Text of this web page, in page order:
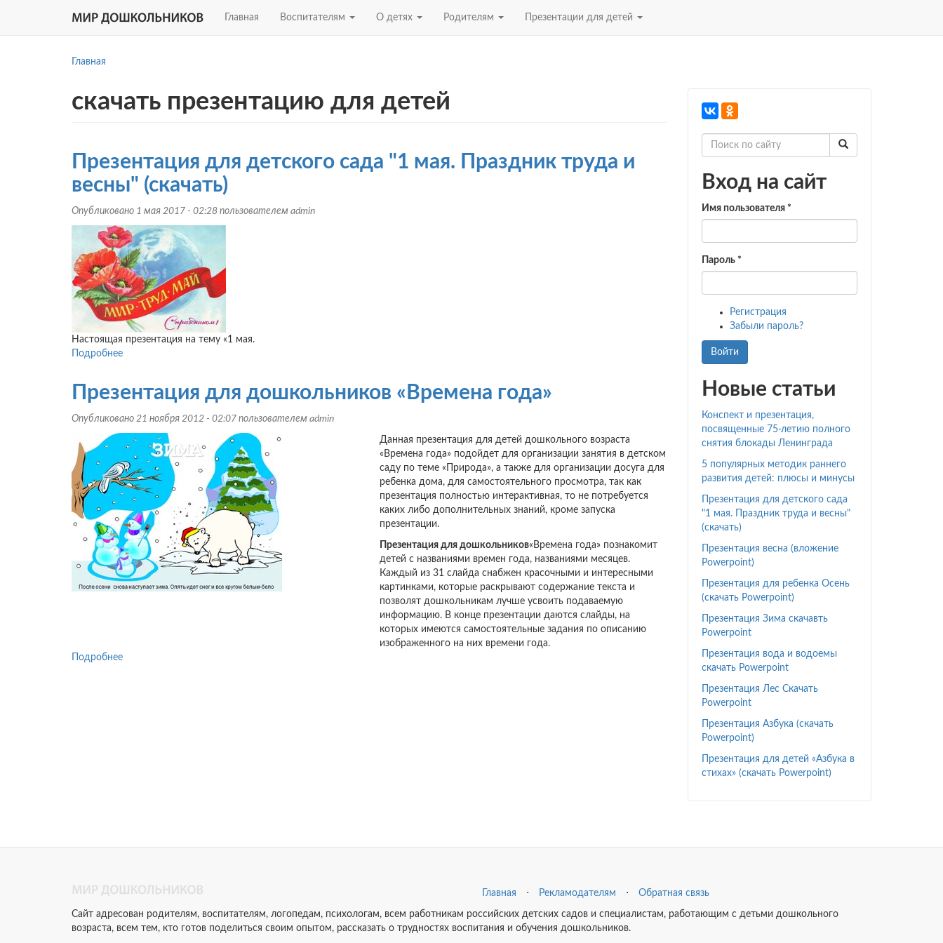
Главная Воспитателям О детях Родителям Презентации для детей
Главная
скачать презентацию для детей
Презентация для детского сада "1 мая. Праздник труда и
весны" (скачать)
Опубликовано 1 мая 2017 - 02:28 пользователем admin
Настоящая презентация на тему «1 мая.
Подробнее
детского
"1
мая.
Праздник
труда
и
весны"
(скачать)
Презентация для дошкольников «Времена года»
Опубликовано 21 ноября 2012 - 02:07 пользователем admin
Данная презентация для детей дошкольного возраста
«Времена года» подойдет для организации занятия в детском
саду по теме «Природа», а также для организации досуга для
ребенка дома, для самостоятельного просмотра, так как
презентация полностью интерактивная, то не потребуется
каких либо дополнительных знаний, кроме запуска
презентации.
Презентация для дошкольников«Времена года» познакомит
детей с названиями времен года, названиями месяцев.
Каждый из 31 слайда снабжен красочными и интересными
картинками, которые раскрывают содержание текста и
позволят дошкольникам лучше усвоить подаваемую
информацию. В конце презентации даются слайды, на
которых имеются самостоятельные задания по описанию
изображенного на них времени года.
Подробнее
Вход на сайт
Имя пользователя *
Пароль *
Регистрация
Забыли пароль?
Войти
Новые статьи
Конспект и презентация,
посвященные 75-летию полного
снятия блокады Ленинграда
5 популярных методик раннего
развития детей: плюсы и минусы
Презентация для детского сада
"1 мая. Праздник труда и весны"
(скачать)
Презентация весна (вложение
Powerpoint)
Презентация для ребенка Осень
(скачать Powerpoint)
Презентация Зима скачавть
Powerpoint
Презентация вода и водоемы
скачать Powerpoint
Презентация Лес Скачать
Powerpoint
Презентация Азбука (скачать
Powerpoint)
Презентация для детей «Азбука в
стихах» (скачать Powerpoint)
Главная ⋅ Рекламодателям ⋅ Обратная связь
Сайт адресован родителям, воспитателям, логопедам, психологам, всем работникам российских детских садов и специалистам, работающим с детьми дошкольного
возраста, всем тем, кто готов поделиться своим опытом, рассказать о трудностях воспитания и обучения дошкольников.